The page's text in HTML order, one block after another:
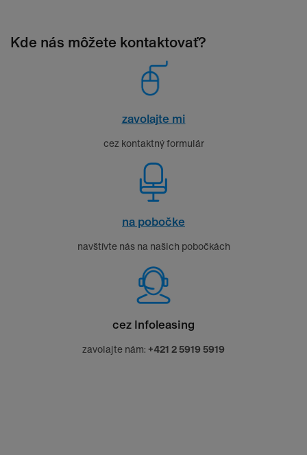
Kde nás môžete kontaktovať?
zavolajte mi
cez kontaktný formulár
na pobočke
navštívte nás na našich pobočkách
cez Infoleasing
zavolajte nám: +421 2 5919 5919